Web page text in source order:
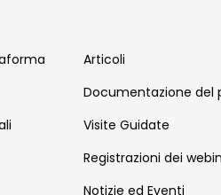
Articoli
Documentazione del
Visite Guidate
Registrazioni dei
Notizie ed Eventi